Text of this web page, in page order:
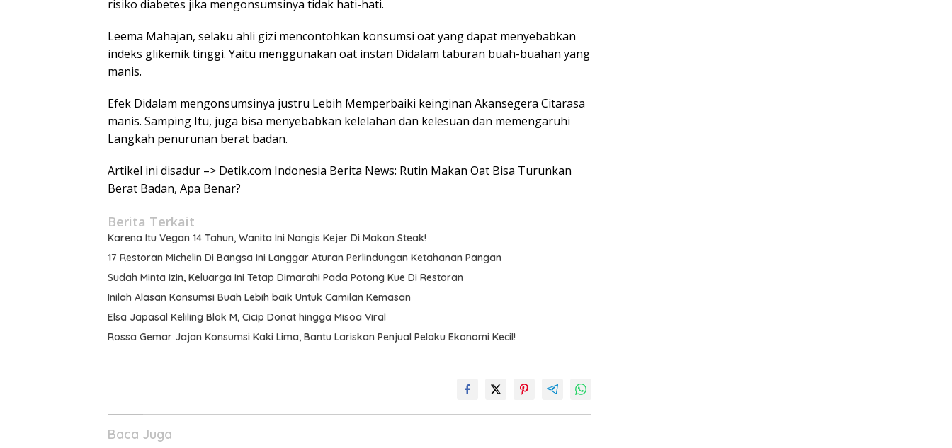
risiko diabetes jika mengonsumsinya tidak hati-hati.
Leema Mahajan, selaku ahli gizi mencontohkan konsumsi oat yang dapat menyebabkan
indeks glikemik tinggi. Yaitu menggunakan oat instan Didalam taburan buah-buahan yang
manis.
Efek Didalam mengonsumsinya justru Lebih Memperbaiki keinginan Akansegera Citarasa
manis. Samping Itu, juga bisa menyebabkan kelelahan dan kelesuan dan memengaruhi
Langkah penurunan berat badan.
Artikel ini disadur –> Detik.com Indonesia Berita News: Rutin Makan Oat Bisa Turunkan
Berat Badan, Apa Benar?
Berita Terkait
Karena Itu Vegan 14 Tahun, Wanita Ini Nangis Kejer Di Makan Steak!
17 Restoran Michelin Di Bangsa Ini Langgar Aturan Perlindungan Ketahanan Pangan
Sudah Minta Izin, Keluarga Ini Tetap Dimarahi Pada Potong Kue Di Restoran
Inilah Alasan Konsumsi Buah Lebih baik Untuk Camilan Kemasan
Elsa Japasal Keliling Blok M, Cicip Donat hingga Misoa Viral
Rossa Gemar Jajan Konsumsi Kaki Lima, Bantu Lariskan Penjual Pelaku Ekonomi Kecil!
Baca Juga